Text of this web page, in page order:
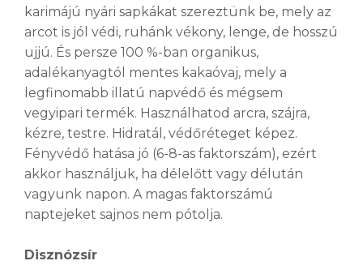
karimájú nyári sapkákat szereztünk be, mely az
arcot is jól védi, ruhánk vékony, lenge, de hosszú
ujjú. És persze 100 %-ban organikus,
adalékanyagtól mentes kakaóvaj, mely a
legfinomabb illatú napvédő és mégsem
vegyipari termék. Használhatod arcra, szájra,
kézre, testre. Hidratál, védőréteget képez.
Fényvédő hatása jó (6-8-as faktorszám), ezért
akkor használjuk, ha délelőtt vagy délután
vagyunk napon. A magas faktorszámú
naptejeket sajnos nem pótolja.
Disznózsír